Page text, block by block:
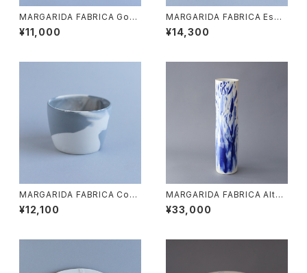
MARGARIDA FABRICA Gobl
et PEDRA
¥11,000
MARGARIDA FABRICA Esbe
lta cup
¥14,300
MARGARIDA FABRICA Cop
enhagen
¥12,100
MARGARIDA FABRICA Alta j
ar
¥33,000